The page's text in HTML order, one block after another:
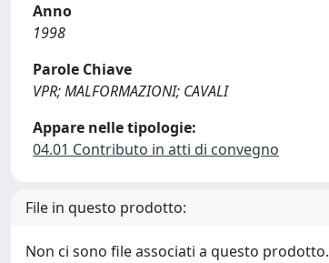
Anno
1998
Parole Chiave
VPR; MALFORMAZIONI; CAVALI
Appare nelle tipologie:
04.01 Contributo in atti di convegno
File in questo prodotto:
Non ci sono file associati a questo prodotto.